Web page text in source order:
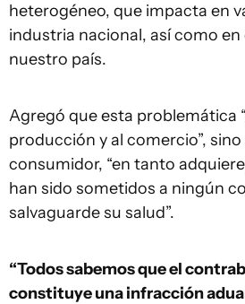
heterogéneo, que impacta en
industria nacional, así como
nuestro país.
Agregó que esta problemática
producción y al comercio”,
consumidor, “en tanto
han sido sometidos a ningún
salvaguarde su salud”.
“Todos sabemos que el
constituye una infracción